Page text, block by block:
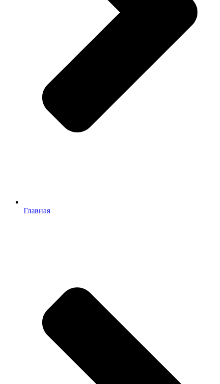
Главная